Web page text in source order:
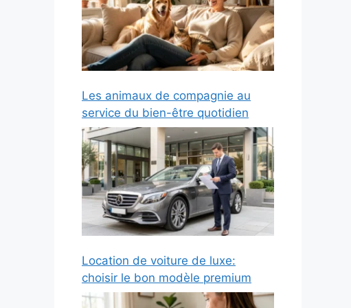
Les animaux de compagnie au
service du bien-être quotidien
Location de voiture de luxe:
choisir le bon modèle premium